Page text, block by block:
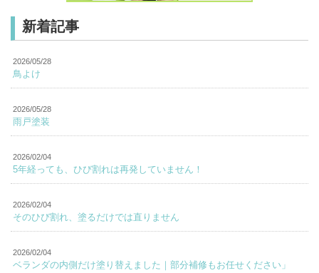
新着記事
2026/05/28
鳥よけ
2026/05/28
雨戸塗装
2026/02/04
5年経っても、ひび割れは再発していません！
2026/02/04
そのひび割れ、塗るだけでは直りません
2026/02/04
ベランダの内側だけ塗り替えました｜部分補修もお任せください」